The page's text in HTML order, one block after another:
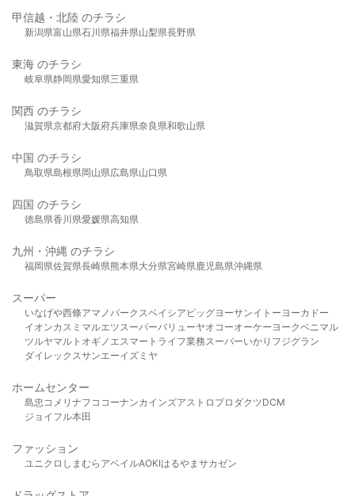
甲信越・北陸 のチラシ
新潟県富山県石川県福井県山梨県長野県
東海 のチラシ
岐阜県静岡県愛知県三重県
関西 のチラシ
滋賀県京都府大阪府兵庫県奈良県和歌山県
中国 のチラシ
鳥取県島根県岡山県広島県山口県
四国 のチラシ
徳島県香川県愛媛県高知県
九州・沖縄 のチラシ
福岡県佐賀県長崎県熊本県大分県宮崎県鹿児島県沖縄県
スーパー
いなげや西條アマノパークスベイシア ビッグヨーサンイトーヨーカドー
イオンカスミ マルエツスーパーバリューヤオコーオーケー ヨークベニマル
ツルヤマルト オギノ エスマート ライフ業務スーパーいかり フジグラン
ダイレックスサンエーイズミヤ
ホームセンター
島忠 コメリ ナフコ コーナンカインズアストロプロダクツDCM
ジョイフル本田
ファッション
ユニクロ しまむら アベイルAOKIはるやま サカゼン